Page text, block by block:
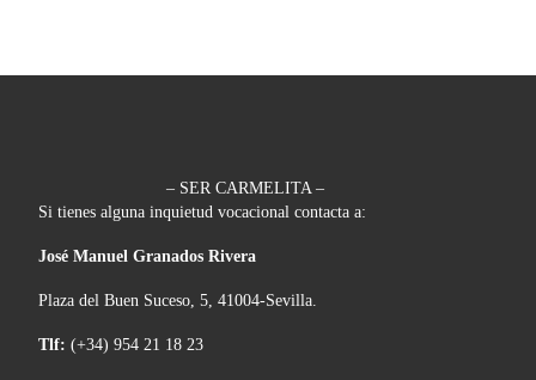
– SER CARMELITA –
Si tienes alguna inquietud vocacional contacta a:
José Manuel Granados Rivera
Plaza del Buen Suceso, 5, 41004-Sevilla.
Tlf: (+34) 954 21 18 23